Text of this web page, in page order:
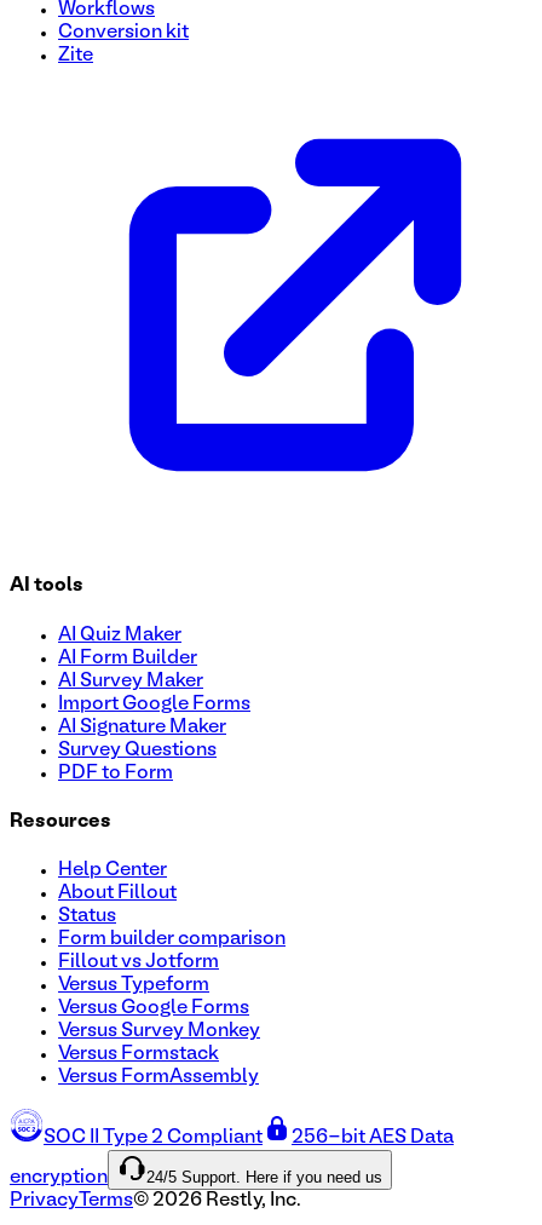
Créez un processus transparent pour recruter des affiliés
des informations essentielles telles que les données
Workflows
Conversion kit
Zite
AI tools
AI Quiz Maker
AI Form Builder
AI Survey Maker
Import Google Forms
AI Signature Maker
Survey Questions
PDF to Form
Resources
Help Center
About Fillout
Status
Form builder comparison
Fillout vs Jotform
Versus Typeform
Versus Google Forms
Versus Survey Monkey
Versus Formstack
Versus FormAssembly
SOC II Type 2 Compliant 256-bit AES Data
encryption 24/5 Support. Here if you need us
Privacy Terms© 2026 Restly, Inc.